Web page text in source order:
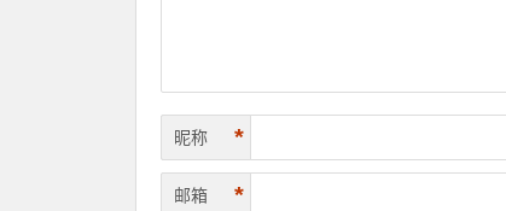
昵称 *
邮箱 *